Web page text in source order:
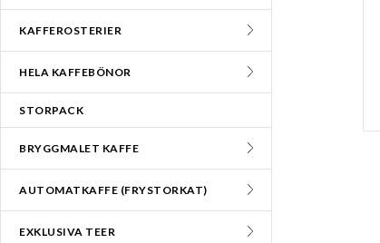
KAFFEROSTERIER
HELA KAFFEBÖNOR
STORPACK
BRYGGMALET KAFFE
AUTOMATKAFFE (FRYSTORKAT)
EXKLUSIVA TEER